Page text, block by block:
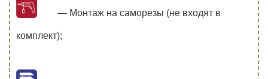
— Монтаж на саморезы (не входят в
комплект);